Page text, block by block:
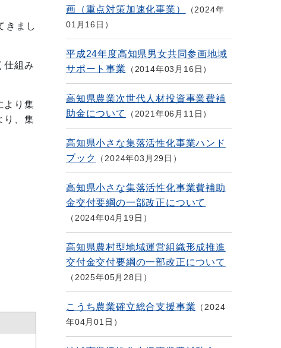
きまし
仕組み
より集
り、集
画（重点対策加速化事業）
2024年
01月16日
平成24年度高知県男女共同参画地域
サポート事業
2014年03月16日
高知県農業次世代人材投資事業費補
助金について
2021年06月11日
高知県小さな集落活性化事業ハンド
ブック
2024年03月29日
高知県小さな集落活性化事業費補助
金交付要綱の一部改正について
2024年04月19日
高知県農村型地域運営組織形成推進
交付金交付要綱の一部改正について
2025年05月28日
こうち農業確立総合支援事業
2024
年04月01日